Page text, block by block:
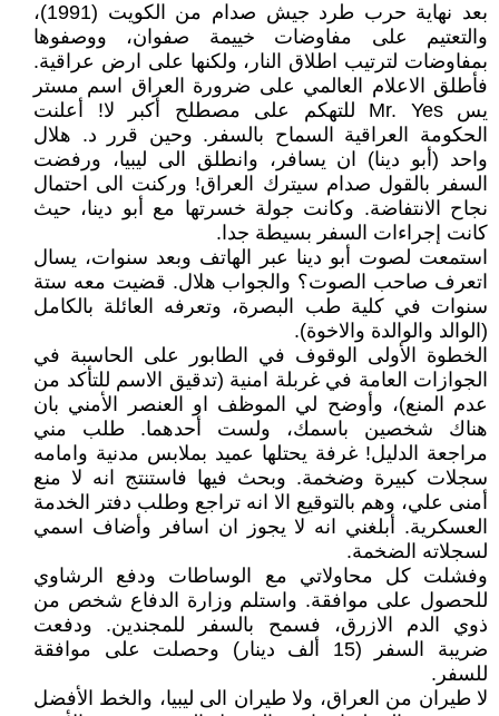
بعد نهاية حرب طرد جيش صدام من الكويت (1991)،
والتعتيم على مفاوضات خييمة صفوان، ووصفوها
بمفاوضات لترتيب اطلاق النار، ولكنها على ارض عراقية.
فأطلق الاعلام العالمي على ضرورة العراق اسم مستر
يس Mr. Yes للتهكم على مصطلح أكبر لا! أعلنت
الحكومة العراقية السماح بالسفر. وحين قرر د. هلال
واحد (أبو دينا) ان يسافر، وانطلق الى ليبيا، ورفضت
السفر بالقول صدام سيترك العراق! وركنت الى احتمال
نجاح الانتفاضة. وكانت جولة خسرتها مع أبو دينا، حيث
كانت إجراءات السفر بسيطة جدا.
استمعت لصوت أبو دينا عبر الهاتف وبعد سنوات، يسال
اتعرف صاحب الصوت؟ والجواب هلال. قضيت معه ستة
سنوات في كلية طب البصرة، وتعرفه العائلة بالكامل
(الوالد والوالدة والاخوة).
الخطوة الأولى الوقوف في الطابور على الحاسبة في
الجوازات العامة في غربلة امنية (تدقيق الاسم للتأكد من
عدم المنع)، وأوضح لي الموظف او العنصر الأمني بان
هناك شخصين باسمك، ولست أحدهما. طلب مني
مراجعة الدليل! غرفة يحتلها عميد بملابس مدنية وامامه
سجلات كبيرة وضخمة. وبحث فيها فاستنتج انه لا منع
أمنى علي، وهم بالتوقيع الا انه تراجع وطلب دفتر الخدمة
العسكرية. أبلغني انه لا يجوز ان اسافر وأضاف اسمي
لسجلاته الضخمة.
وفشلت كل محاولاتي مع الوساطات ودفع الرشاوي
للحصول على موافقة. واستلم وزارة الدفاع شخص من
ذوي الدم الازرق، فسمح بالسفر للمجندين. ودفعت
ضريبة السفر (15 ألف دينار) وحصلت على موافقة
للسفر.
لا طيران من العراق، ولا طيران الى ليبيا، والخط الأفضل